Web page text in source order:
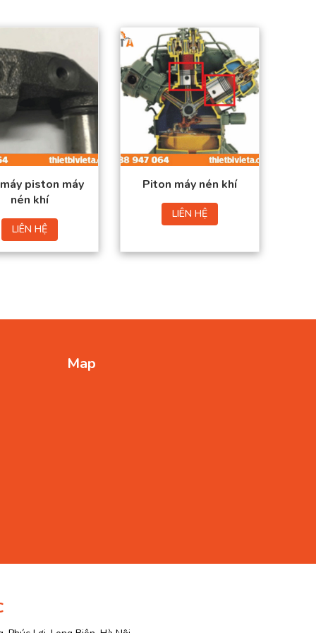
Sản phẩm đạt tiêu
chuẩn chất lượng
cao.
Hàng có sẵn trong
Giá thành tốt nhất thị
trường.
Đặt mua thuận tiện –
Giao hàng toàn quốc
piston máy
nén khí
LIÊN HỆ
Sản phẩm đạt tiêu
chuẩn chất lượng
cao.
Hàng có sẵn trong
kho
Giá thành tốt nhất thị
trường.
Đặt mua thuận tiện –
Giao hàng toàn quốc
Piton máy nén khí
LIÊN HỆ
Map